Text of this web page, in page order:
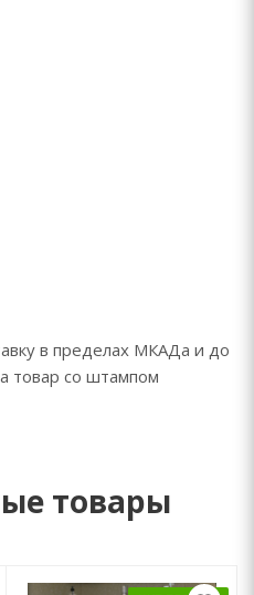
в пределах МКАДа и до
товар со штампом
товары